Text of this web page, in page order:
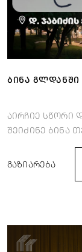
ᲑᲘᲜᲐ
აირჩიე სწორი
შეიძინე ბინა
ᲒᲐᲖᲘᲐᲠᲔᲑᲐ